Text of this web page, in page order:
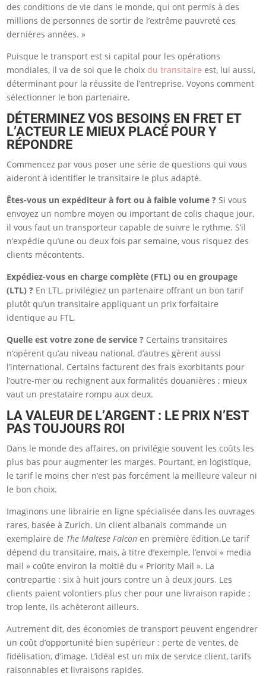
des conditions de vie dans le monde, qui ont permis à des
millions de personnes de sortir de l’extrême pauvreté ces
dernières années. »
Puisque le transport est si capital pour les opérations
mondiales, il va de soi que le choix du transitaire est, lui aussi,
déterminant pour la réussite de l’entreprise. Voyons comment
sélectionner le bon partenaire.
DÉTERMINEZ VOS BESOINS EN FRET ET
L’ACTEUR LE MIEUX PLACÉ POUR Y
RÉPONDRE
Commencez par vous poser une série de questions qui vous
aideront à identifier le transitaire le plus adapté.
Êtes-vous un expéditeur à fort ou à faible volume ? Si vous
envoyez un nombre moyen ou important de colis chaque jour,
il vous faut un transporteur capable de suivre le rythme. S’il
n’expédie qu’une ou deux fois par semaine, vous risquez des
clients mécontents.
Expédiez-vous en charge complète (FTL) ou en groupage
(LTL) ? En LTL, privilégiez un partenaire offrant un bon tarif
plutôt qu’un transitaire appliquant un prix forfaitaire
identique au FTL.
Quelle est votre zone de service ? Certains transitaires
n’opèrent qu’au niveau national, d’autres gèrent aussi
l’international. Certains facturent des frais exorbitants pour
l’outre-mer ou rechignent aux formalités douanières ; mieux
vaut un prestataire rompu aux deux.
LA VALEUR DE L’ARGENT : LE PRIX N’EST
PAS TOUJOURS ROI
Dans le monde des affaires, on privilégie souvent les coûts les
plus bas pour augmenter les marges. Pourtant, en logistique,
le tarif le moins cher n’est pas forcément la meilleure valeur ni
le bon choix.
Imaginons une librairie en ligne spécialisée dans les ouvrages
rares, basée à Zurich. Un client albanais commande un
exemplaire de The Maltese Falcon en première édition.Le tarif
dépend du transitaire, mais, à titre d’exemple, l’envoi « media
mail » coûte environ la moitié du « Priority Mail ». La
contrepartie : six à huit jours contre un à deux jours. Les
clients paient volontiers plus cher pour une livraison rapide ;
trop lente, ils achèteront ailleurs.
Autrement dit, des économies de transport peuvent engendrer
un coût d’opportunité bien supérieur : perte de ventes, de
fidélisation, d’image. L’idéal est un mix de service client, tarifs
raisonnables et livraisons rapides.